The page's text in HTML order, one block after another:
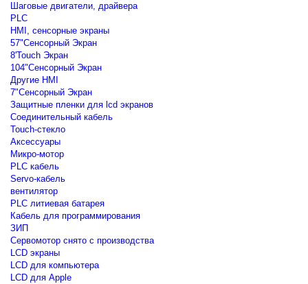
Шаговые двигатели, драйвера
PLC
HMI, сенсорные экраны
57"Сенсорный Экран
8'Touch Экран
104"Сенсорный Экран
Другие HMI
7"Сенсорный Экран
Защитные пленки для lcd экранов
Соединительный кабель
Touch-стекло
Аксессуары
Микро-мотор
PLC кабель
Servo-кабель
вентилятор
PLC литиевая батарея
Кабель для программирования
ЗИП
Сервомотор снято с производства
LCD экраны
LCD для компьютера
LCD для Apple